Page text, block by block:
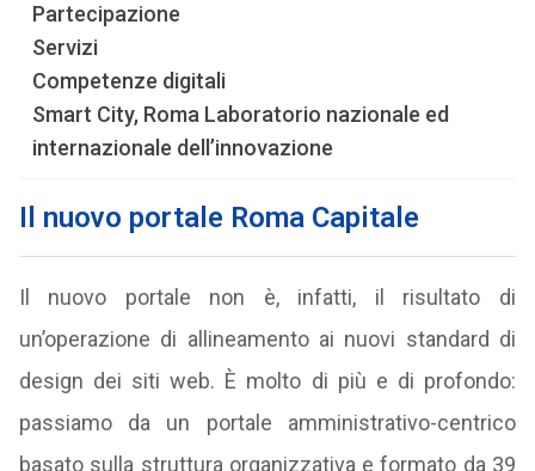
Partecipazione
Servizi
Competenze digitali
Smart City, Roma Laboratorio nazionale ed
internazionale dell’innovazione
Il nuovo portale Roma Capitale
Il nuovo portale non è, infatti, il risultato di
un’operazione di allineamento ai nuovi standard di
design dei siti web. È molto di più e di profondo:
passiamo da un portale amministrativo-centrico
basato sulla struttura organizzativa e formato da 39